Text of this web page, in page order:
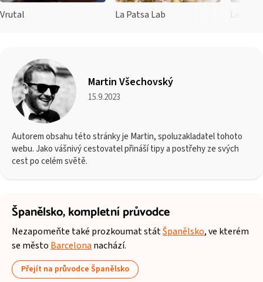
Vrutal La Patsa Lab Le
Martin Všechovský
15.9.2023
Autorem obsahu této stránky je Martin, spoluzakladatel tohoto
webu. Jako vášnivý cestovatel přináší tipy a postřehy ze svých
cest po celém světě.
Španělsko,kompletní průvodce
Nezapomeňte také prozkoumat státŠpanělsko, ve kterém
se město Barcelona nachází.
Přejít na průvodce Španělsko